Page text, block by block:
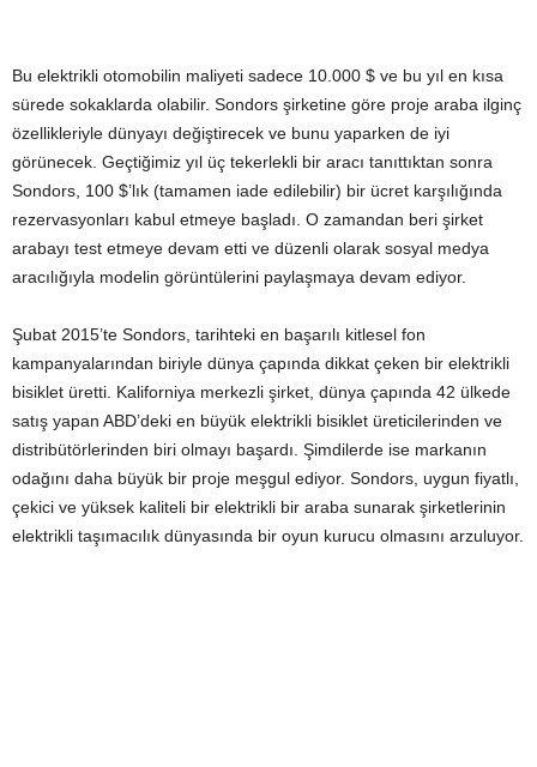
Bu elektrikli otomobilin maliyeti sadece 10.000 $ ve bu yıl en kısa
sürede sokaklarda olabilir. Sondors şirketine göre proje araba ilginç
özellikleriyle dünyayı değiştirecek ve bunu yaparken de iyi
görünecek. Geçtiğimiz yıl üç tekerlekli bir aracı tanıttıktan sonra
Sondors, 100 $’lık (tamamen iade edilebilir) bir ücret karşılığında
rezervasyonları kabul etmeye başladı. O zamandan beri şirket
arabayı test etmeye devam etti ve düzenli olarak sosyal medya
aracılığıyla modelin görüntülerini paylaşmaya devam ediyor.
Şubat 2015’te Sondors, tarihteki en başarılı kitlesel fon
kampanyalarından biriyle dünya çapında dikkat çeken bir elektrikli
bisiklet üretti. Kaliforniya merkezli şirket, dünya çapında 42 ülkede
satış yapan ABD’deki en büyük elektrikli bisiklet üreticilerinden ve
distribütörlerinden biri olmayı başardı. Şimdilerde ise markanın
odağını daha büyük bir proje meşgul ediyor. Sondors, uygun fiyatlı,
çekici ve yüksek kaliteli bir elektrikli bir araba sunarak şirketlerinin
elektrikli taşımacılık dünyasında bir oyun kurucu olmasını arzuluyor.